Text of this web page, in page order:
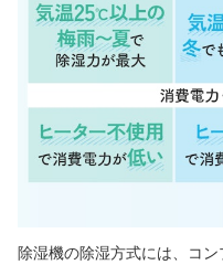
除湿機の除湿方式には、コ